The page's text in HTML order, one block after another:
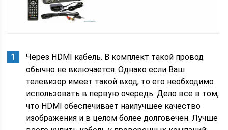
Через HDMI кабель. В комплект такой провод
обычно не включается. Однако если Ваш
телевизор имеет такой вход, то его необходимо
использовать в первую очередь. Дело все в том,
что HDMI обеспечивает наилучшее качество
изображения и в целом более долговечен. Лучше